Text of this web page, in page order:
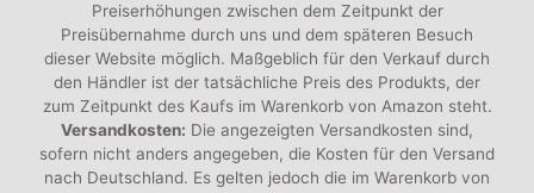
Preiserhöhungen zwischen dem Zeitpunkt der
Preisübernahme durch uns und dem späteren Besuch
dieser Website möglich. Maßgeblich für den Verkauf durch
den Händler ist der tatsächliche Preis des Produkts, der
zum Zeitpunkt des Kaufs im Warenkorb von Amazon steht.
Versandkosten: Die angezeigten Versandkosten sind,
sofern nicht anders angegeben, die Kosten für den Versand
nach Deutschland. Es gelten jedoch die im Warenkorb von